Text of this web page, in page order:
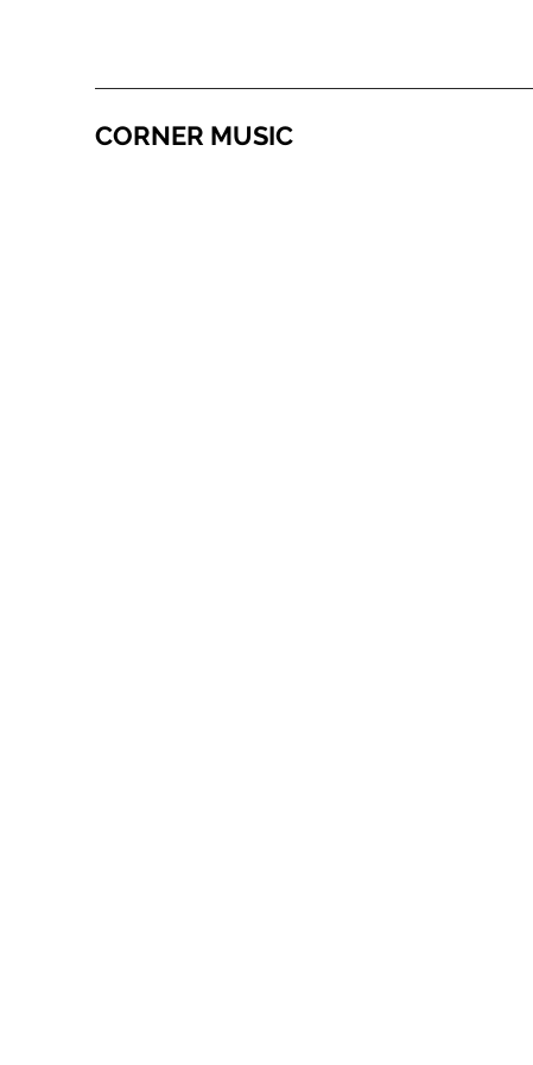
CORNER MUSIC